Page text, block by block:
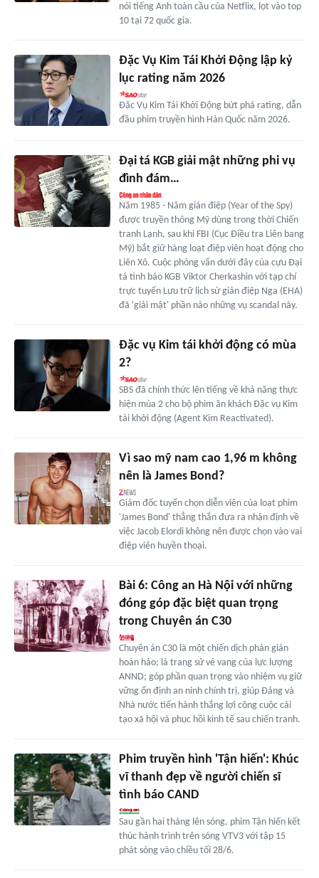
nói tiếng Anh toàn cầu của Netflix, lọt vào top
10 tại 72 quốc gia.
Đặc Vụ Kim Tái Khởi Động lập kỷ
lục rating năm 2026
Đặc Vụ Kim Tái Khởi Động bứt phá rating, dẫn
đầu phim truyền hình Hàn Quốc năm 2026.
Đại tá KGB giải mật những phi vụ
đình đám…
Năm 1985 - Năm gián điệp (Year of the Spy)
được truyền thông Mỹ dùng trong thời Chiến
tranh Lạnh, sau khi FBI (Cục Điều tra Liên bang
Mỹ) bắt giữ hàng loạt điệp viên hoạt động cho
Liên Xô. Cuộc phỏng vấn dưới đây của cựu Đại
tá tình báo KGB Viktor Cherkashin với tạp chí
trực tuyến Lưu trữ lịch sử gián điệp Nga (EHA)
đã 'giải mật' phần nào những vụ scandal này.
Đặc vụ Kim tái khởi động có mùa
2?
SBS đã chính thức lên tiếng về khả năng thực
hiện mùa 2 cho bộ phim ăn khách Đặc vụ Kim
tái khởi động (Agent Kim Reactivated).
Vì sao mỹ nam cao 1,96 m không
nên là James Bond?
Giám đốc tuyển chọn diễn viên của loạt phim
'James Bond' thẳng thắn đưa ra nhận định về
việc Jacob Elordi không nên được chọn vào vai
điệp viên huyền thoại.
Bài 6: Công an Hà Nội với những
đóng góp đặc biệt quan trọng
trong Chuyên án C30
Chuyên án C30 là một chiến dịch phản gián
hoàn hảo; là trang sử vẻ vang của lực lượng
ANND; góp phần quan trọng vào nhiệm vụ giữ
vững ổn định an ninh chính trị, giúp Đảng và
Nhà nước tiến hành thắng lợi công cuộc cải
tạo xã hội và phục hồi kinh tế sau chiến tranh.
Phim truyền hình 'Tận hiến': Khúc
vĩ thanh đẹp về người chiến sĩ
tình báo CAND
Sau gần hai tháng lên sóng, phim Tận hiến kết
thúc hành trình trên sóng VTV3 với tập 15
phát sóng vào chiều tối 28/6.